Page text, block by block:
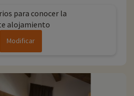
para conocer la
alojamiento
Modificar